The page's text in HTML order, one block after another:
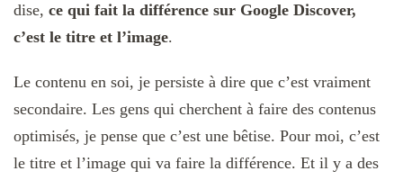
dise, ce qui fait la différence sur Google Discover,
c’est le titre et l’image.
Le contenu en soi, je persiste à dire que c’est vraiment
secondaire. Les gens qui cherchent à faire des contenus
optimisés, je pense que c’est une bêtise. Pour moi, c’est
le titre et l’image qui va faire la différence. Et il y a des